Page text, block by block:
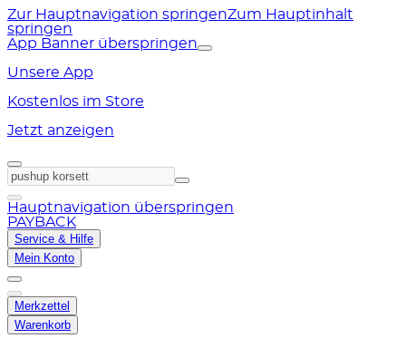
Zur Hauptnavigation springenZum Hauptinhalt
springen
App Banner überspringen
Unsere App
Kostenlos im Store
Jetzt anzeigen
Hauptnavigation überspringen
PAYBACK
Service & Hilfe
Mein Konto
Merkzettel
Warenkorb